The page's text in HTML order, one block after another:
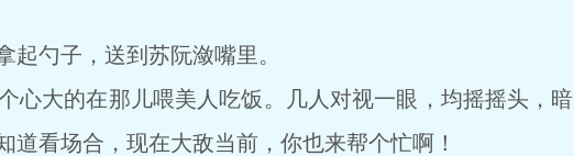
勺子，送到苏阮潋嘴里。
大的在那儿喂美人吃饭。几人对视一眼，均摇摇头，暗
看场合，现在大敌当前，你也来帮个忙啊！